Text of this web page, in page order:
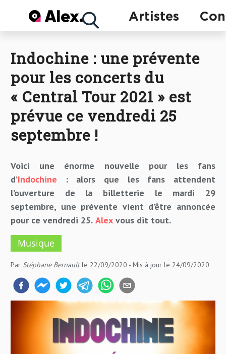
Artistes
Concerts
Artistes
Indochine : une prévente
pour les concerts du
« Central Tour 2021 » est
prévue ce vendredi 25
septembre !
Voici une énorme nouvelle pour les fans
d’Indochine
: alors que les fans attendent
l’ouverture de la billetterie le mardi 29
septembre, une prévente vient d’être annoncée
pour ce vendredi 25. Alex vous dit tout.
Musique
Par Stéphane Bernault le 22/09/2020 - Mis à jour le 24/09/2020